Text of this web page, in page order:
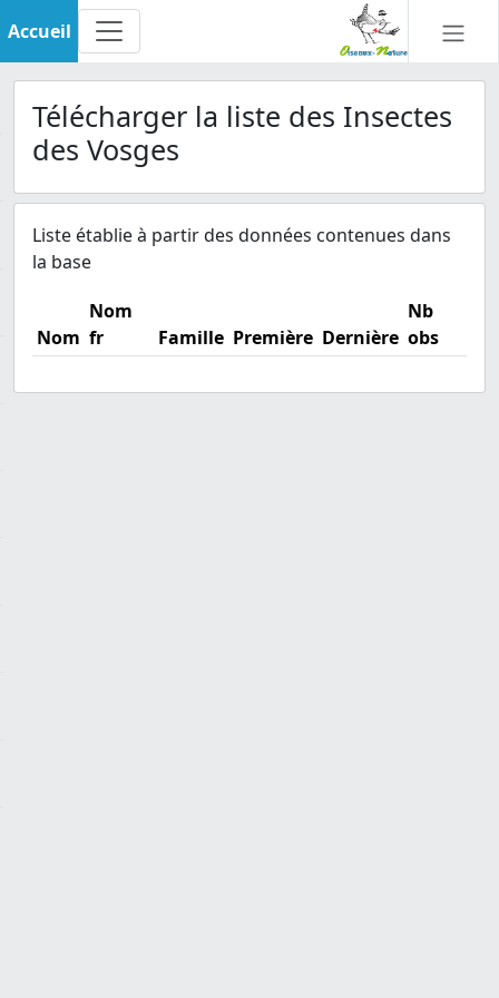
Accueil
Télécharger la liste des Insectes
des Vosges
Liste établie à partir des données contenues dans
la base
Nom
Nom
fr
Famille Première Dernière
Nb
obs